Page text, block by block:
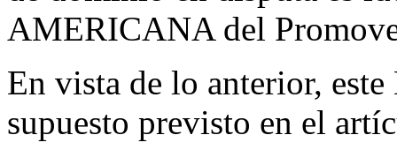
AMERICANA del
En vista de lo anterior,
supuesto previsto en el